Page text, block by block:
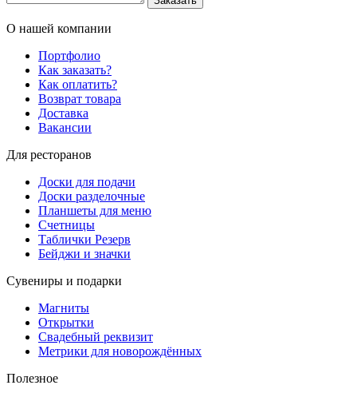
О нашей компании
Портфолио
Как заказать?
Как оплатить?
Возврат товара
Доставка
Вакансии
Для ресторанов
Доски для подачи
Доски разделочные
Планшеты для меню
Счетницы
Таблички Резерв
Бейджи и значки
Сувениры и подарки
Магниты
Открытки
Свадебный реквизит
Метрики для новорождённых
Полезное